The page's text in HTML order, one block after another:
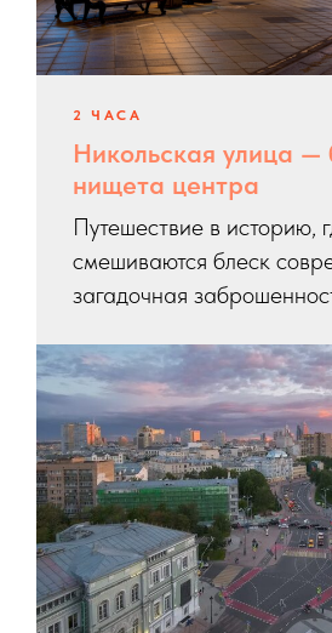
2 ЧАСА
Никольская улица —
нищета центра
Путешествие в историю,
смешиваются блеск
загадочная